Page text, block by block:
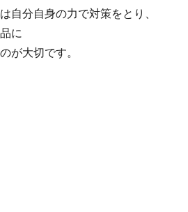
自分自身の力で対策をとり、
に
が大切です。